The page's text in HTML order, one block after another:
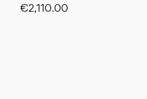
€2,110.00